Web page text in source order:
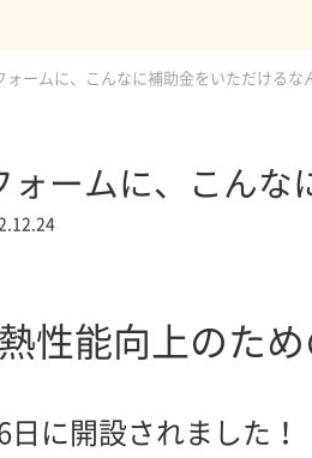
ォームに、こんなに補助金をいただけるな
ォームに、こんな
性能向上のた
に開設されました！